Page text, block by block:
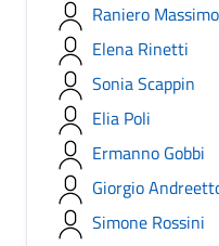
Raniero
Elena Rinetti
Sonia Scappin
Elia Poli
Ermanno Gobbi
Giorgio
Simone Rossini